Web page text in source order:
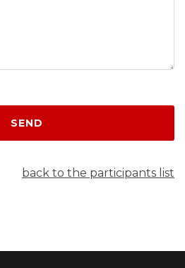
SEND
back to the participants list